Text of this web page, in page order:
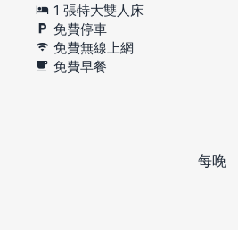
1 張特大雙人床
免費停車
免費無線上網
免費早餐
每晚